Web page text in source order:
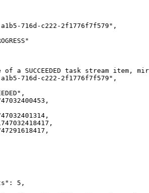
a1b5-716d-c222-2f1776f7f579" ,
of a SUCCEEDED task stream item,
a1b5-716d-c222-2f1776f7f579" ,
,
,
,
,
,
: 5 ,